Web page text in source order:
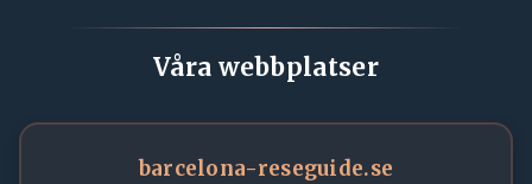
Våra webbplatser
barcelona-reseguide.se